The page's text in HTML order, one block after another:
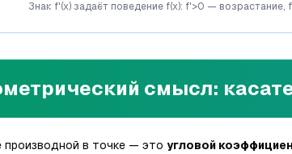
Знак f'(x) задаёт поведение f(x): f'>0 —
смысл:
производной в точке — это угловой